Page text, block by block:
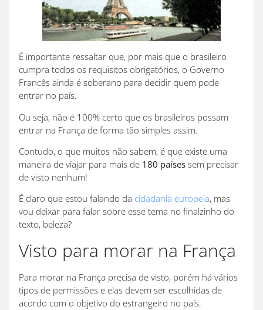
É importante ressaltar que, por mais que o brasileiro
cumpra todos os requisitos obrigatórios, o Governo
Francês ainda é soberano para decidir quem pode
entrar no país.
Ou seja, não é 100% certo que os brasileiros possam
entrar na França de forma tão simples assim.
Contudo, o que muitos não sabem, é que existe uma
maneira de viajar para mais de 180 países sem precisar
de visto nenhum!
É claro que estou falando da cidadania europeia, mas
vou deixar para falar sobre esse tema no finalzinho do
texto, beleza?
Visto para morar na França
Para morar na França precisa de visto, porém há vários
tipos de permissões e elas devem ser escolhidas de
acordo com o objetivo do estrangeiro no país.